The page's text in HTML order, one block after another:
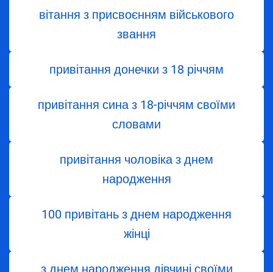
вітання з присвоєнням військового
звання
привітання донечки з 18 річчям
привітання сина з 18-річчям своїми
словами
привітання чоловіка з днем
народження
100 привітань з днем народження
жінці
з днем ​​народження дівчині своїми